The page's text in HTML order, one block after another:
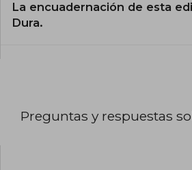
de la tecnología, todas
La encuadernación de esta
Dura.
Preguntas y respuestas